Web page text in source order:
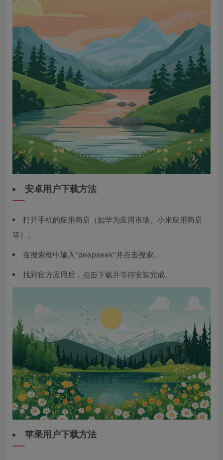
安卓用户下载方法
打开手机的应用商店（如华为应用市场、小米应用商店
等）。
在搜索框中输入“deepseek”并点击搜索。
找到官方应用后，点击下载并等待安装完成。
苹果用户下载方法